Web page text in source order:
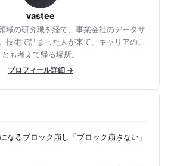
vastee
域の研究職を経て、事業会社のデータサ
技術で詰まった人が来て、キャリアのこ
とも考えて帰る場所。
プロフィール詳細 →
なるブロック崩し「ブロック崩さない」